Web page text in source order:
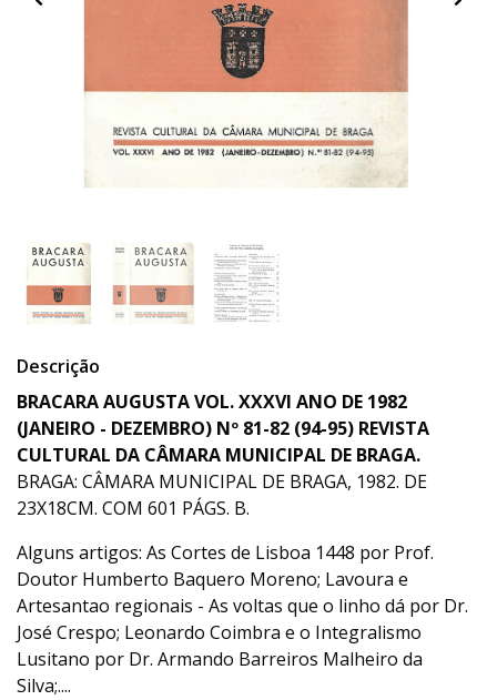
Descrição
BRACARA AUGUSTAVOL. XXXVI ANO DE 1982
(JANEIRO - DEZEMBRO) Nº 81-82 (94-95) REVISTA
CULTURAL DA CÂMARA MUNICIPAL DE BRAGA.
BRAGA: CÂMARA MUNICIPAL DE BRAGA, 1982. DE
23X18CM. COM 601 PÁGS. B.
Alguns artigos: As Cortes de Lisboa 1448 por Prof.
Doutor Humberto Baquero Moreno; Lavoura e
Artesantao regionais - As voltas que o linho dá por Dr.
José Crespo; Leonardo Coimbra e o Integralismo
Lusitano por Dr. Armando Barreiros Malheiro da
Silva;....